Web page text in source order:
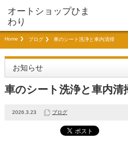
Home ブログ 車のシート洗浄と車内清掃
お知らせ
車のシート洗浄と車内清
2026.3.23 ブログ